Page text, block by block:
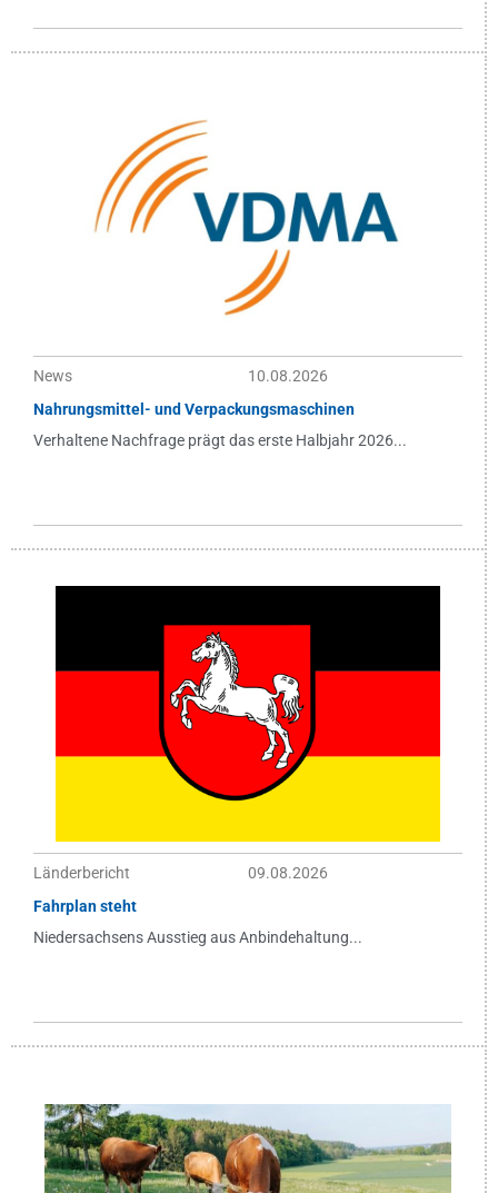
News
10.08.2026
Nahrungsmittel- und Verpackungsmaschinen
Verhaltene Nachfrage prägt das erste Halbjahr 2026...
Länderbericht
09.08.2026
Fahrplan steht
Niedersachsens Ausstieg aus Anbindehaltung...